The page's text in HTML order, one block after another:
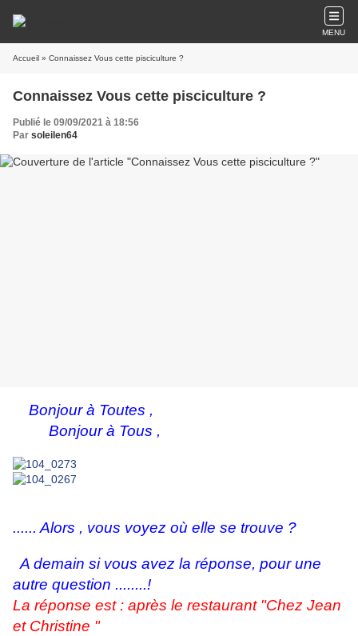
MENU
Accueil » Connaissez Vous cette pisciculture ?
Connaissez Vous cette pisciculture ?
Publié le 09/09/2021 à 18:56
Par soleilen64
Bonjour à Toutes ,
Bonjour à Tous ,
...... Alors , vous voyez où elle se trouve ?
A demain si vous avez la réponse, pour une
autre question ........!
La réponse est : après le restaurant "Chez Jean
et Christine "